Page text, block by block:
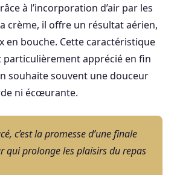
à l’incorporation d’air par les
crème, il offre un résultat aérien,
en bouche. Cette caractéristique
particulièrement apprécié en fin
souhaite souvent une douceur
ni écœurante.
c’est la promesse d’une finale
qui prolonge les plaisirs du repas